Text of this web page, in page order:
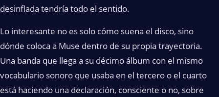
desinflada tendría todo el sentido.
Lo interesante no es solo cómo suena el disco, sino
dónde coloca a Muse dentro de su propia trayectoria.
Una banda que llega a su décimo álbum con el mismo
vocabulario sonoro que usaba en el tercero o el cuarto
está haciendo una declaración, consciente o no, sobre